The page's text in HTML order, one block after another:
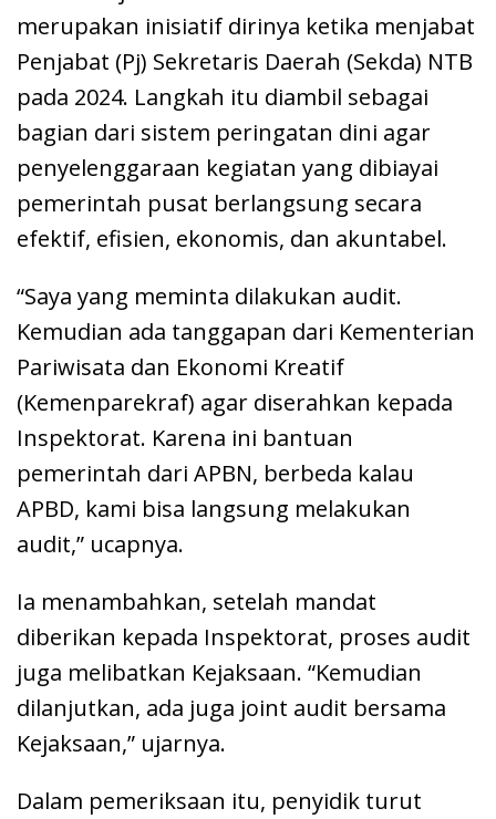
merupakan inisiatif dirinya ketika menjabat
Penjabat (Pj) Sekretaris Daerah (Sekda) NTB
pada 2024. Langkah itu diambil sebagai
bagian dari sistem peringatan dini agar
penyelenggaraan kegiatan yang dibiayai
pemerintah pusat berlangsung secara
efektif, efisien, ekonomis, dan akuntabel.
“Saya yang meminta dilakukan audit.
Kemudian ada tanggapan dari Kementerian
Pariwisata dan Ekonomi Kreatif
(Kemenparekraf) agar diserahkan kepada
Inspektorat. Karena ini bantuan
pemerintah dari APBN, berbeda kalau
APBD, kami bisa langsung melakukan
audit,” ucapnya.
Ia menambahkan, setelah mandat
diberikan kepada Inspektorat, proses audit
juga melibatkan Kejaksaan. “Kemudian
dilanjutkan, ada juga joint audit bersama
Kejaksaan,” ujarnya.
Dalam pemeriksaan itu, penyidik turut